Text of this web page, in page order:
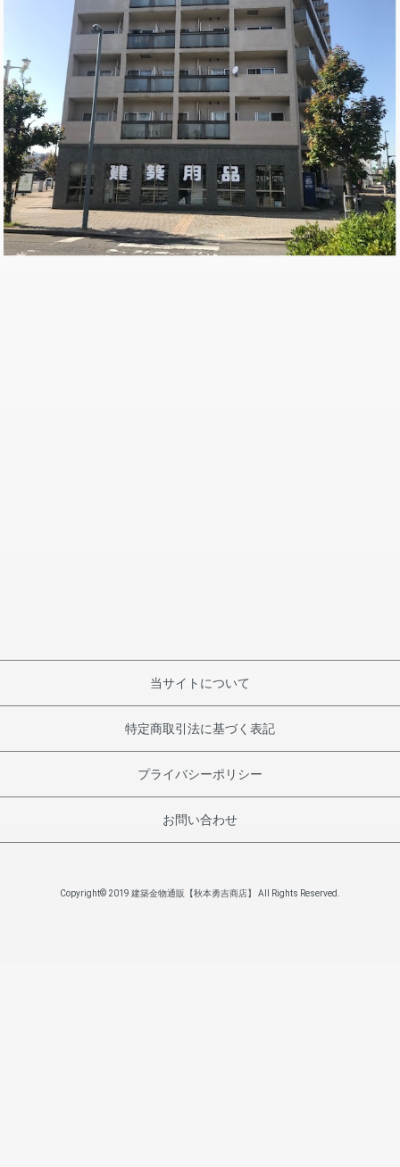
当サイトについて
特定商取引法に基づく表記
プライバシーポリシー
お問い合わせ
Copyright© 2019 建築金物通販【秋本勇吉商店】 All Rights Reserved.